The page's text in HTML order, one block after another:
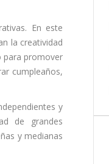
En este
la creatividad
para promover
cumpleaños,
y
de grandes
y medianas